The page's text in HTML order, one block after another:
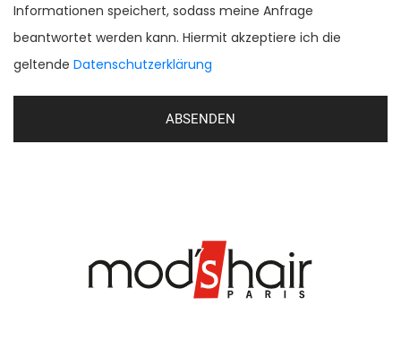
Informationen speichert, sodass meine Anfrage
beantwortet werden kann. Hiermit akzeptiere ich die
geltende Datenschutzerklärung
ABSENDEN